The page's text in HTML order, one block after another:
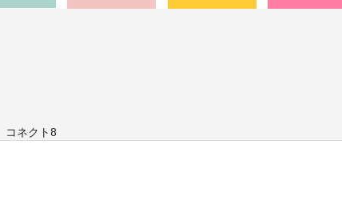
コネクト8